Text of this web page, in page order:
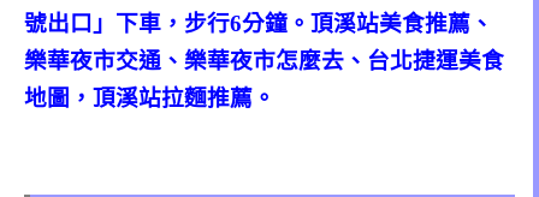
號出口」下車，步行6分鐘。頂溪站美食推薦、
樂華夜市交通、樂華夜市怎麼去、台北捷運美食
地圖，頂溪站拉麵推薦。